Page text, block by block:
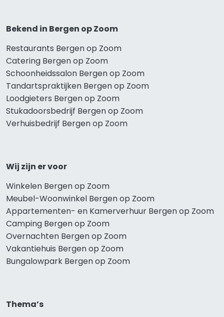
Bekend in Bergen op Zoom
Restaurants Bergen op Zoom
Catering Bergen op Zoom
Schoonheidssalon Bergen op Zoom
Tandartspraktijken Bergen op Zoom
Loodgieters Bergen op Zoom
Stukadoorsbedrijf Bergen op Zoom
Verhuisbedrijf Bergen op Zoom
Wij zijn er voor
Winkelen Bergen op Zoom
Meubel-Woonwinkel Bergen op Zoom
Appartementen- en Kamerverhuur Bergen op Zoom
Camping Bergen op Zoom
Overnachten Bergen op Zoom
Vakantiehuis Bergen op Zoom
Bungalowpark Bergen op Zoom
Thema’s